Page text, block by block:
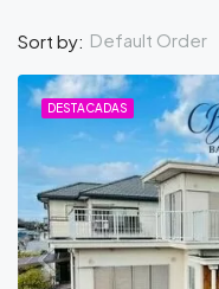
Sort by: Default Order
DESTACADAS